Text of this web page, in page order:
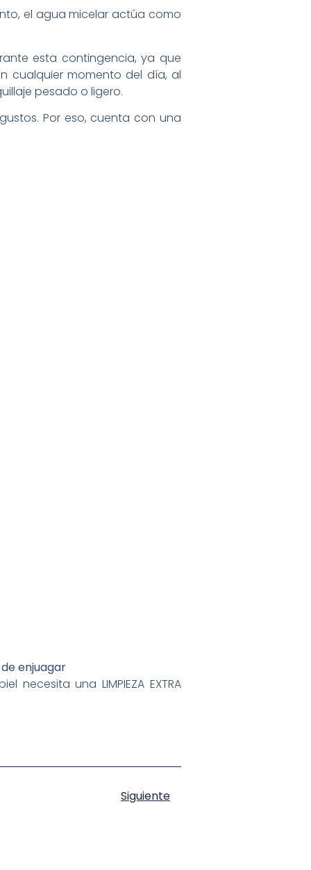
el agua micelar actúa como
esta contingencia, ya que
cualquier momento del día, al
pesado o ligero.
Por eso, cuenta con una
enjuagar
una LIMPIEZA EXTRA
Siguiente